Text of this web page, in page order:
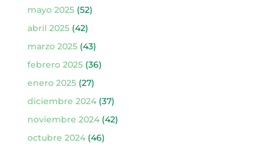
mayo 2025(52)
abril 2025(42)
marzo 2025(43)
febrero 2025(36)
enero 2025(27)
diciembre 2024(37)
noviembre 2024(42)
octubre 2024(46)